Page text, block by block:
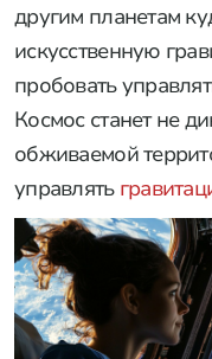
другим планетам
искусственную
пробовать
Космос станет не
обживаемой
управлять